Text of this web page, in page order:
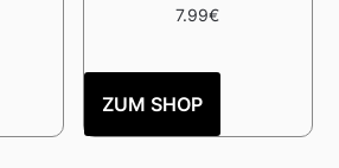
7.99€
ZUM SHOP